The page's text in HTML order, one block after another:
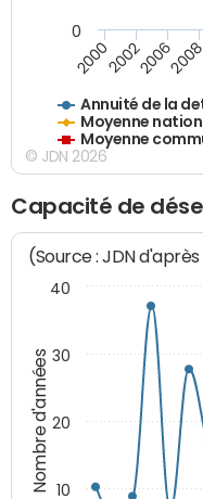
Annuité de la
Moyenne
Moyenne
2000200220062008
0
© JDN 2026
Capacité de
Nombre d'années
(Source : JDN
10
20
30
40